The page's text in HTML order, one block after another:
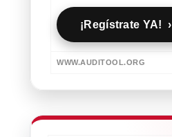
¡Regístrate YA! ›
WWW.AUDITOOL.ORG